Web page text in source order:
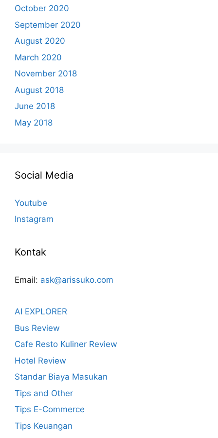
October 2020
September 2020
August 2020
March 2020
November 2018
August 2018
June 2018
May 2018
Social Media
Youtube
Instagram
Kontak
Email: ask@arissuko.com
AI EXPLORER
Bus Review
Cafe Resto Kuliner Review
Hotel Review
Standar Biaya Masukan
Tips and Other
Tips E-Commerce
Tips Keuangan